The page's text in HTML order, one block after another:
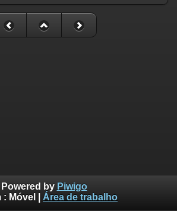
Powered by Piwigo
: Móvel Área de trabalho